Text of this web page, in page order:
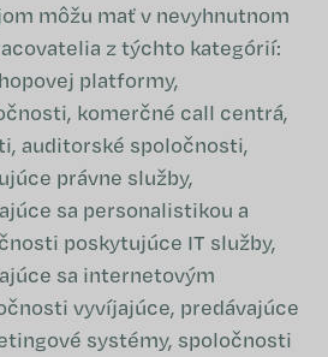
môžu mať v nevyhnutnom
z týchto kategórií:
platformy,
komerčné call centrá,
auditorské spoločnosti,
právne služby,
sa personalistikou a
poskytujúce IT služby,
sa internetovým
vyvíjajúce, predávajúce
systémy, spoločnosti